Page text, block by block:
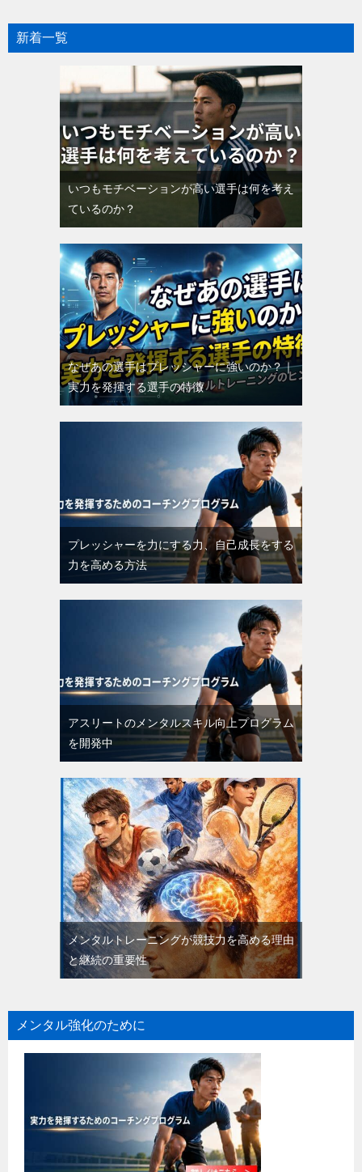
新着一覧
いつもモチベーションが高い選手は何を考え
ているのか？
なぜあの選手はプレッシャーに強いのか？｜
実力を発揮する選手の特徴
プレッシャーを力にする力、自己成長をする
力を高める方法
アスリートのメンタルスキル向上プログラム
を開発中
メンタルトレーニングが競技力を高める理由
と継続の重要性
メンタル強化のために